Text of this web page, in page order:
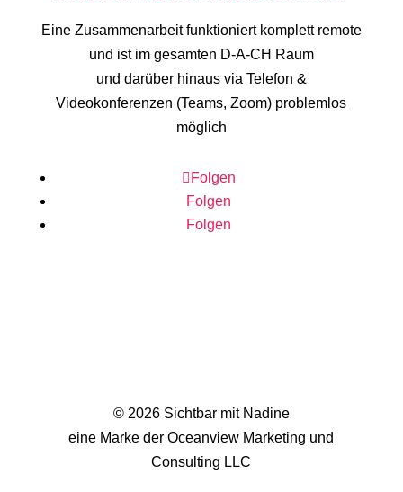
Eine Zusammenarbeit funktioniert komplett remote
und ist im gesamten D-A-CH Raum
und darüber hinaus via Telefon &
Videokonferenzen (Teams, Zoom) problemlos
möglich
Folgen
Folgen
Folgen
© 2026 Sichtbar mit Nadine
eine Marke der Oceanview Marketing und
Consulting LLC